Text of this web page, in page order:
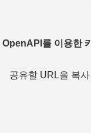
OpenAPI를 이용한
공유할 URL을 복